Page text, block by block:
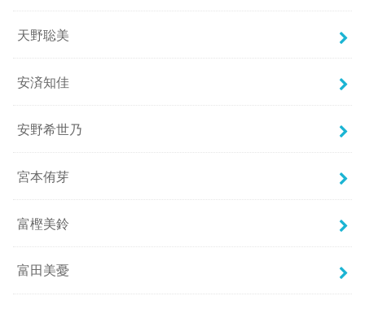
天野聡美
安済知佳
安野希世乃
宮本侑芽
富樫美鈴
富田美憂